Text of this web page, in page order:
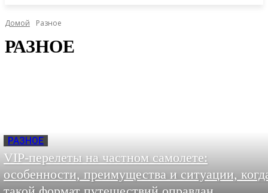
Домой Разное
РАЗНОЕ
РАЗНОЕ
VIP-перелеты на частном самолете:
особенности, преимущества и ситуации,